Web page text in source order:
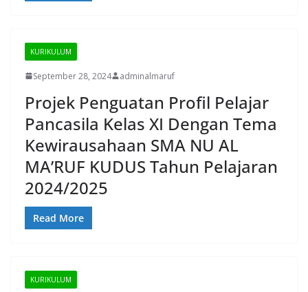
KURIKULUM
September 28, 2024 adminalmaruf
Projek Penguatan Profil Pelajar
Pancasila Kelas XI Dengan Tema
Kewirausahaan SMA NU AL
MA’RUF KUDUS Tahun Pelajaran
2024/2025
Read More
KURIKULUM